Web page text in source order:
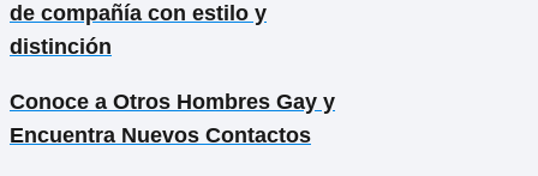
de compañía con estilo y
distinción
Conoce a Otros Hombres Gay y
Encuentra Nuevos Contactos